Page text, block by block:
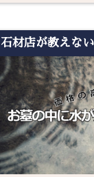
石材店が教えな